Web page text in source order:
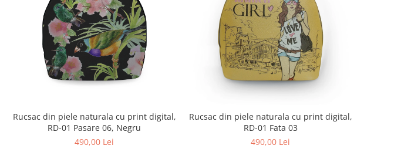
Rucsac din piele naturala cu print digital,
RD-01 Pasare 06, Negru
490,00 Lei
Rucsac din piele naturala cu print digital,
RD-01 Fata 03
490,00 Lei